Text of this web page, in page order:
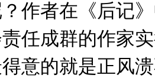
作者在《后记
任成群的作家
意的就是正风